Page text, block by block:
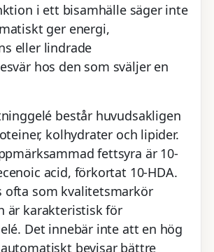
i ett bisamhälle säger inte
ger energi,
eller lindrade
hos den som sväljer en
består huvudsakligen
kolhydrater och lipider.
fettsyra är 10-
acid, förkortat 10-HDA.
ofta som kvalitetsmarkör
är karakteristisk för
Det innebär inte att en hög
bevisar bättre